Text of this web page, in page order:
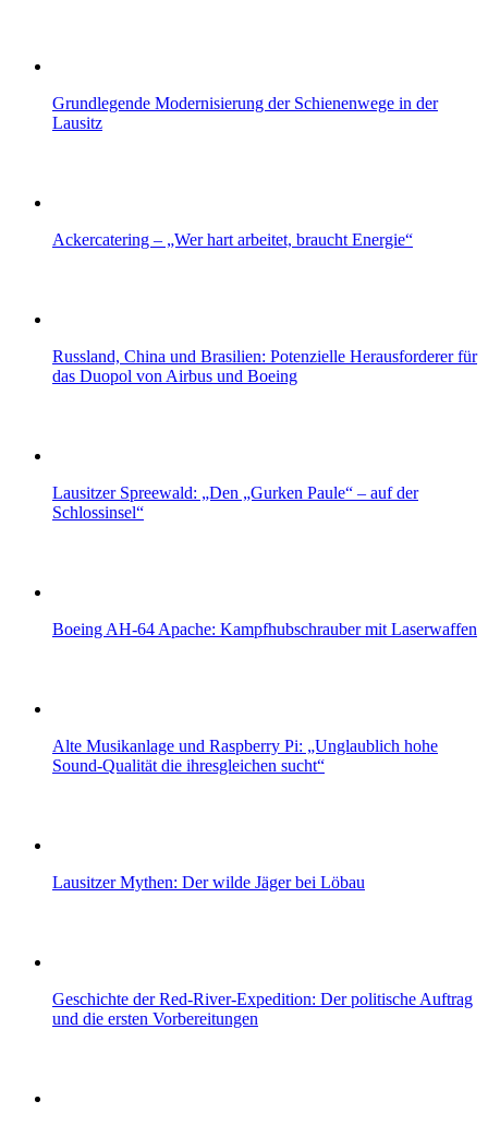
Grundlegende Modernisierung der Schienenwege in der
Lausitz
Ackercatering – „Wer hart arbeitet, braucht Energie“
Russland, China und Brasilien: Potenzielle Herausforderer für
das Duopol von Airbus und Boeing
Lausitzer Spreewald: „Den „Gurken Paule“ – auf der
Schlossinsel“
Boeing AH-64 Apache: Kampfhubschrauber mit Laserwaffen
Alte Musikanlage und Raspberry Pi: „Unglaublich hohe
Sound-Qualität die ihresgleichen sucht“
Lausitzer Mythen: Der wilde Jäger bei Löbau
Geschichte der Red‑River‑Expedition: Der politische Auftrag
und die ersten Vorbereitungen